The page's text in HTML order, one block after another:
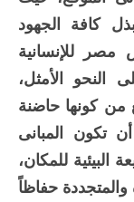
كافة الجهود
للإنسانية
الأمثل،
من كونها حاضنة
تكون المبانى
للمكان،
حفاظاً